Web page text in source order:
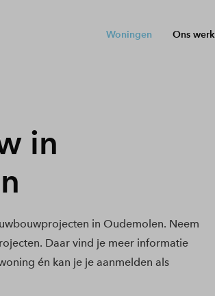
Woningen Ons werk
in
in Oudemolen. Neem
Daar vind je meer informatie
én kan je je aanmelden als